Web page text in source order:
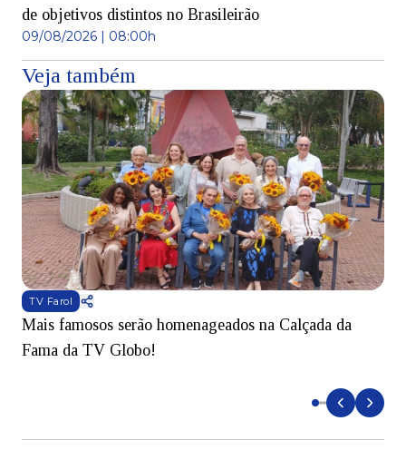
de objetivos distintos no Brasileirão
09/08/2026 | 08:00h
Veja também
TV Farol
Mais famosos serão homenageados na Calçada da
Fama da TV Globo!